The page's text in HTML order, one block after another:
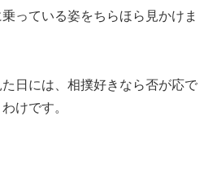
っている姿をちらほら見かけま
日には、相撲好きなら否が応で
けです。